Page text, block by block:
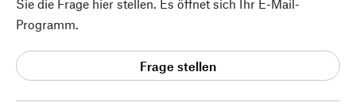
Sie die Frage hier stellen. Es öffnet sich Ihr E-Mail-
Programm.
Frage stellen